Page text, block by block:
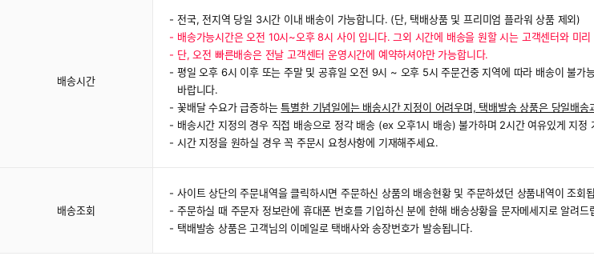
배송시간
전국, 전지역 당일 3시간 이내 배송이 가능합니다. (단, 택배상품 및 프리미엄 플라워 상품 제외)
배송가능시간은 오전 10시~오후 8시 사이 입니다. 그외 시간에 배송을 원할 시는 고객센터와 미리
단, 오전 빠른배송은 전날 고객센터 운영시간에 예약하셔야만 가능합니다.
평일 오후 6시 이후 또는 주말 및 공휴일 오전 9시 ~ 오후 5시 주문건중 지역에 따라 배송이 불가
바랍니다.
꽃배달 수요가 급증하는특별한 기념일에는 배송시간 지정이 어려우며, 택배발송 상품은 당일배송
배송시간 지정의 경우 직접 배송으로 정각 배송 (ex 오후1시 배송) 불가하며 2시간 여유있게 지
시간 지정을 원하실 경우 꼭 주문시 요청사항에 기재해주세요.
배송조회
사이트 상단의 주문내역을 클릭하시면 주문하신 상품의 배송현황 및 주문하셨던 상품내역이 조회
주문하실 때 주문자 정보란에 휴대폰 번호를 기입하신 분에 한해 배송상황을 문자메세지로 알려드
택배발송 상품은 고객님의 이메일로 택배사와 송장번호가 발송됩니다.